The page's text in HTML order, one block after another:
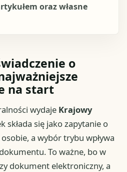
oraz własne
o
na start
wydaje Krajowy
składa się jako zapytanie o
a wybór trybu wpływa
To ważne, bo w
dokument elektroniczny, a